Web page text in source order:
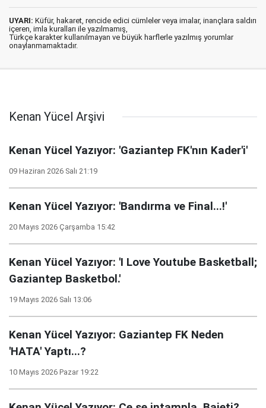
UYARI: Küfür, hakaret, rencide edici cümleler veya imalar, inançlara saldırı
içeren, imla kuralları ile yazılmamış,
Türkçe karakter kullanılmayan ve büyük harflerle yazılmış yorumlar
onaylanmamaktadır.
Kenan Yücel Arşivi
Kenan Yücel Yazıyor: 'Gaziantep FK'nın Kader'i'
09 Haziran 2026 Salı 21:19
Kenan Yücel Yazıyor: 'Bandırma ve Final...!'
20 Mayıs 2026 Çarşamba 15:42
Kenan Yücel Yazıyor: 'I Love Youtube Basketball;
Gaziantep Basketbol.'
19 Mayıs 2026 Salı 13:06
Kenan Yücel Yazıyor: Gaziantep FK Neden
'HATA' Yaptı...?
10 Mayıs 2026 Pazar 19:22